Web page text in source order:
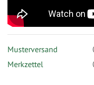
Musterversand
Merkzettel